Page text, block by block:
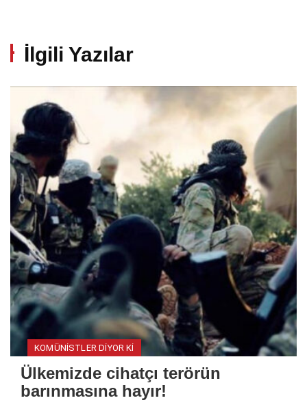
İlgili Yazılar
KOMÜNISTLER DIYOR KI
Ülkemizde cihatçı terörün
barınmasına hayır!